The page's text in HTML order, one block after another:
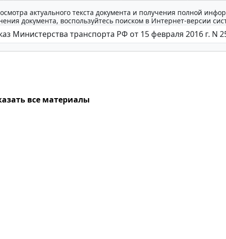
актуального текста документа и получения полной
документа, воспользуйтесь поиском в Интернет-версии
все материалы